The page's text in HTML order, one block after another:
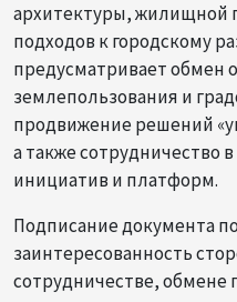
архитектуры, жилищной
подходов к городскому
предусматривает обмен
землепользования и
продвижение решений
а также сотрудничество
инициатив и платформ.
Подписание документа
заинтересованность
сотрудничестве,